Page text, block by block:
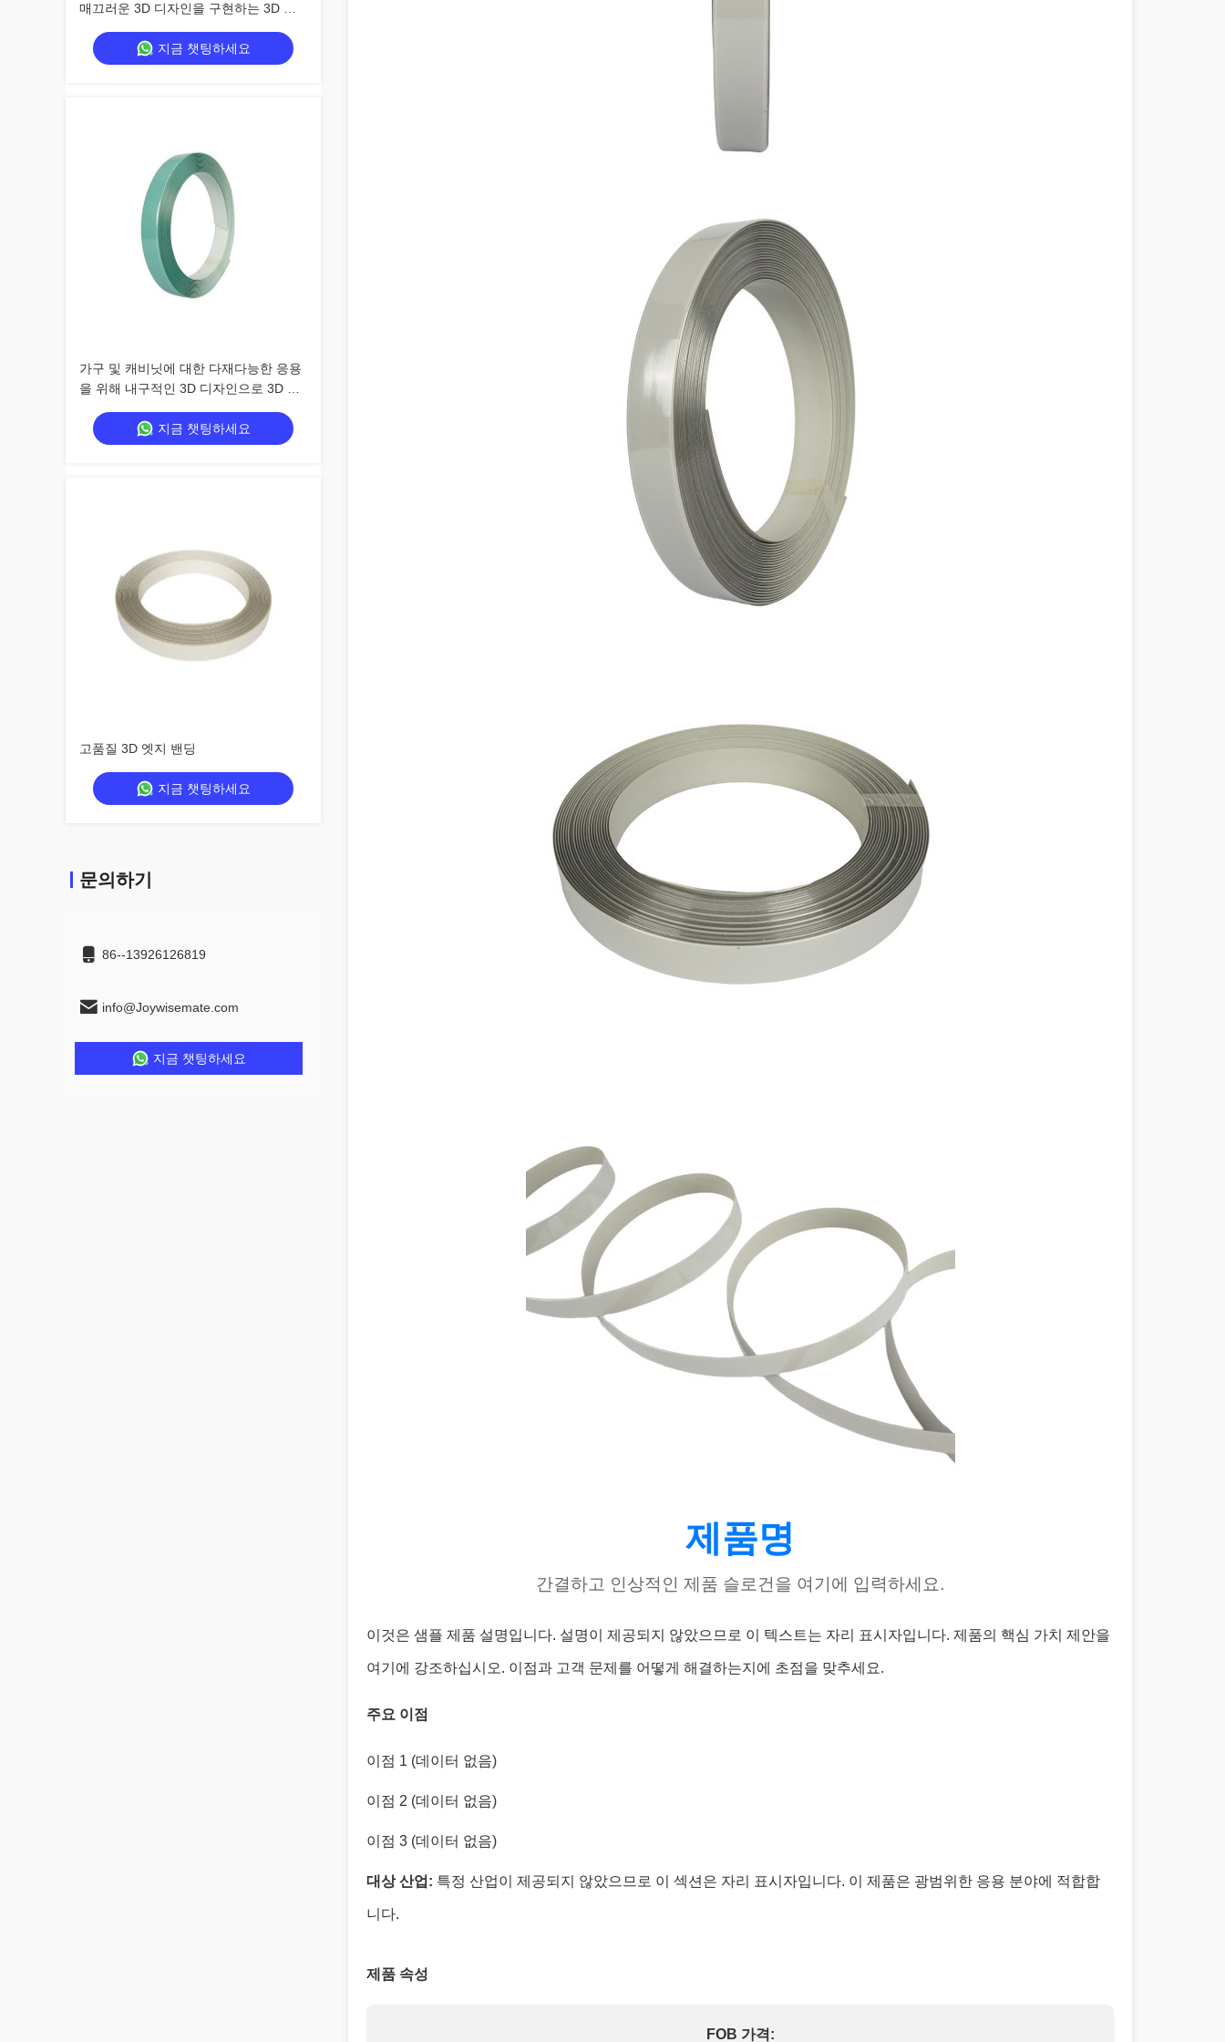
매끄러운 3D 디자인을 구현하는 3D 엣
지금 챗팅하세요
가구 및 캐비닛에 대한 다재다능한 응용
을 위해 내구적인 3D 디자인으로 3D 엣
지금 챗팅하세요
고품질 3D 엣지 밴딩
지금 챗팅하세요
문의하기
86--13926126819
info@Joywisemate.com
지금 챗팅하세요
제품명
간결하고 인상적인 제품 슬로건을 여기에 입력하세요.
이것은 샘플 제품 설명입니다. 설명이 제공되지 않았으므로 이 텍스트는 자리 표시자입니다. 제품의 핵심 가치 제안을
여기에 강조하십시오. 이점과 고객 문제를 어떻게 해결하는지에 초점을 맞추세요.
주요 이점
이점 1 (데이터 없음)
이점 2 (데이터 없음)
이점 3 (데이터 없음)
대상 산업: 특정 산업이 제공되지 않았으므로 이 섹션은 자리 표시자입니다. 이 제품은 광범위한 응용 분야에 적합합
니다.
제품 속성
FOB 가격: